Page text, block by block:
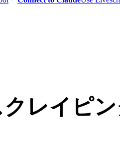
クレイピ